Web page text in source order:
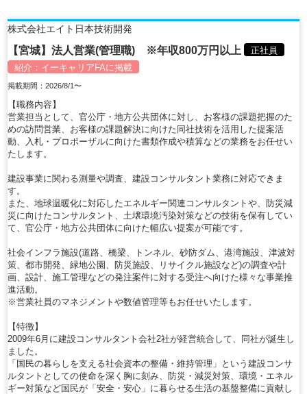
株式会社エイト日本技術開発
【宮城】法人営業(管理職) ※年収800万円以上
正社員
紹介： イーキャリアFAに掲載
掲載期間：2026/8/1〜
【職務内容】
営業担当として、官公庁・地方公共団体に対し、お客様の課題把握のた
めの訪問営業、お客様の課題解決に向けた同社技術を活用した提案活
動、入札・プロポーザルに向けた書類作成や積算などの業務をお任せい
たします。
建設事業に関わる測量や調査、建設コンサルタント業務に対応できま
す。
また、地球温暖化に対応したエネルギー関連コンサルタントや、防災減
災に向けたコンサルタント、土壌環境汚染対策などの技術を保有してい
て、官公庁・地方公共団体に向けた幅広い提案が可能です。
社会インフラ施設(道路、橋梁、トンネル、砂防ダム、港湾施設、津波対
策、都市開発、緑地公園、防災施設、リサイクル施設など)の調査や計
画、設計、施工管理などの発注案件に対する受注へ向けた様々な事業推
進活動。
※営業社員のマネジメントや数値管理等もお任せいたします。
【特徴】
2009年6月に建設コンサルタント会社2社が経営統合して、同社が誕生し
ました。
「国民の暮らしを支える社会資本の整備・維持管理」という建設コンサ
ルタントとしての使命を深く胸に刻み、防災・減災対策、環境・エネル
ギー対策など国民が「安全・安心」に暮らせる生活の基盤整備に貢献し